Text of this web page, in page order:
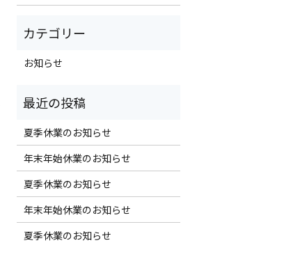
お知らせ
夏季休業のお知らせ
年末年始休業のお知らせ
夏季休業のお知らせ
年末年始休業のお知らせ
夏季休業のお知らせ